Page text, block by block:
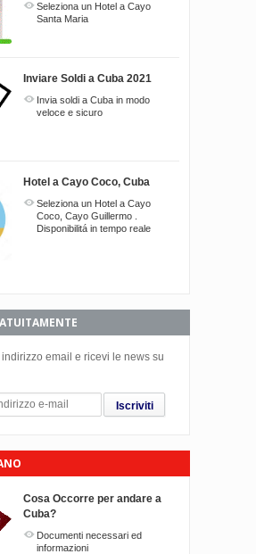
Seleziona un Hotel a Cayo
Santa Maria
Inviare Soldi a Cuba 2021
Invia soldi a Cuba in modo
veloce e sicuro
Hotel a Cayo Coco, Cuba
Seleziona un Hotel a Cayo
Coco, Cayo Guillermo .
Disponibilitá in tempo reale
email e ricevi le news su
Iscriviti
Cosa Occorre per andare a
Cuba?
Documenti necessari ed
informazioni